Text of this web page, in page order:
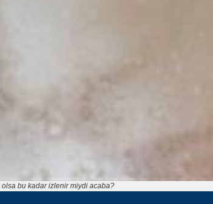
bu kadar izlenir miydi acaba?